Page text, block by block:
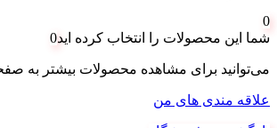
0
شما این محصولات را انتخاب کرده اید0
می‌توانید برای مشاهده محصولات بیشتر به
علاقه مندی های من